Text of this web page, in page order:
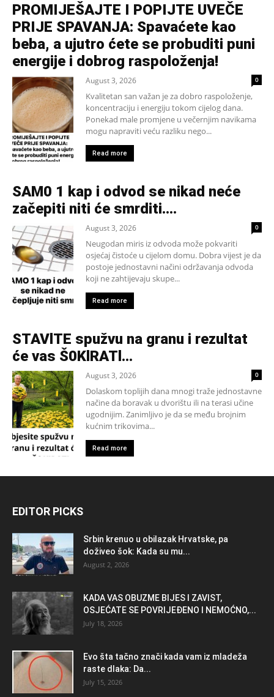
PROMIJEŠAJTE I POPIJTE UVEČE
PRIJE SPAVANJA: Spavaćete kao
beba, a ujutro ćete se probuditi puni
energije i dobrog raspoloženja!
August 3, 2026 0
Kvalitetan san važan je za dobro raspoloženje,
koncentraciju i energiju tokom cijelog dana.
Ponekad male promjene u večernjim navikama
mogu napraviti veću razliku nego...
Read more
SAM0 1 kap i odvod se nikad neće
začepiti niti će smrditi….
August 3, 2026 0
Neugodan miris iz odvoda može pokvariti
osjećaj čistoće u cijelom domu. Dobra vijest je da
postoje jednostavni načini održavanja odvoda
koji ne zahtijevaju skupe...
Read more
STAVlTE spužvu na granu i rezultat
će vas Š0KlRATl…
August 3, 2026 0
Dolaskom toplijih dana mnogi traže jednostavne
načine da boravak u dvorištu ili na terasi učine
ugodnijim. Zanimljivo je da se među brojnim
kućnim trikovima...
Read more
EDITOR PICKS
Srbin krenuo u obilazak Hrvatske, pa
doživeo šok: Kada su mu...
August 2, 2026
KADA VAS OBUZME BIJES I ZAVIST,
OSJEĆATE SE POVRIJEĐENO I NEMOĆNO,...
July 18, 2026
Evo šta tačno znači kada vam iz mladeža
raste dlaka: Da...
July 15, 2026